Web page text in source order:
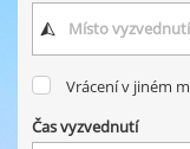
Vrácení v jiném
Čas vyzvednutí